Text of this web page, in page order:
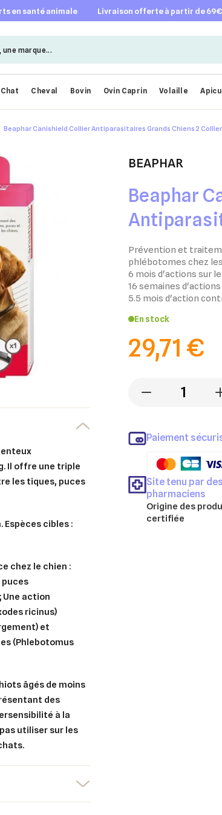
en santé animale livraison offerte à partir de
Chat Cheval Bovin Ovin Caprin Volaille
Beaphar Canishield Collier Antiparasitaires Grands Chiens 2
BEAPHAR
Beaphar
Colliers
Prévention et
phlébotomes chez
6 mois d'actions sur
16 semaines
5.5 mois d'action
En stock
29,71 €
- +
Paiement
Site tenu par des
pharmaciens
Origine des
certifiée
Il offre une triple
les tiques, puces
Espèces cibles :
chez le chien :
Une action
ricinus)
et
(Phlebotomus
âgés de moins
des
à la
utiliser sur les
être connecté pour ajouter des produits à votre liste